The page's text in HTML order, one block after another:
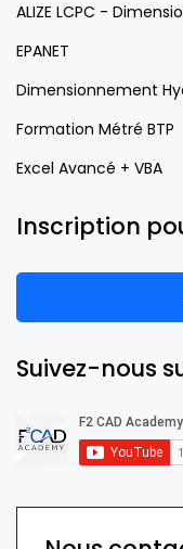
ALIZE LCPC -
EPANET
Dimensionnement
Formation Métré BTP
Excel Avancé + VBA
Inscription
Suivez-nous